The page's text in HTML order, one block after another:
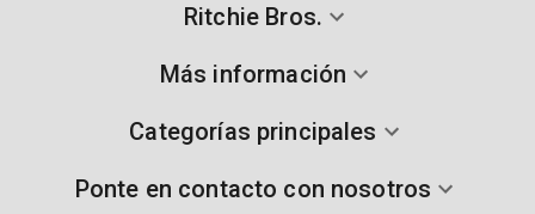
Ritchie Bros.
Más información
Categorías principales
Ponte en contacto con nosotros